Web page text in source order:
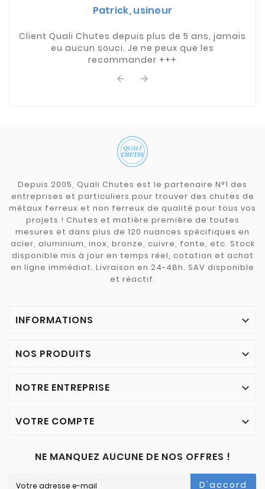
Patrick, usineur
Client Quali Chutes depuis plus de 5 ans, jamais
eu aucun souci. Je ne peux que les
recommander +++
 
Depuis 2005, Quali Chutes est le partenaire N°1 des
entreprises et particuliers pour trouver des chutes de
métaux ferreux et non ferreux de qualité pour tous vos
projets ! Chutes et matière première de toutes
mesures et dans plus de 120 nuances spécifiques en
acier, aluminium, inox, bronze, cuivre, fonte, etc. Stock
disponible mis à jour en temps réel, cotation et achat
en ligne immédiat. Livraison en 24-48h. SAV disponible
et réactif.
INFORMATIONS 
NOS PRODUITS 
NOTRE ENTREPRISE 
VOTRE COMPTE 
NE MANQUEZ AUCUNE DE NOS OFFRES !
D'accord